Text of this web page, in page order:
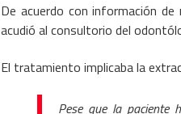
De acuerdo con información
acudió al consultorio del
El tratamiento implicaba la
Pese que la paciente